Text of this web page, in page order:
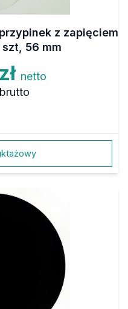
z zapięciem
56 mm
netto
brutto